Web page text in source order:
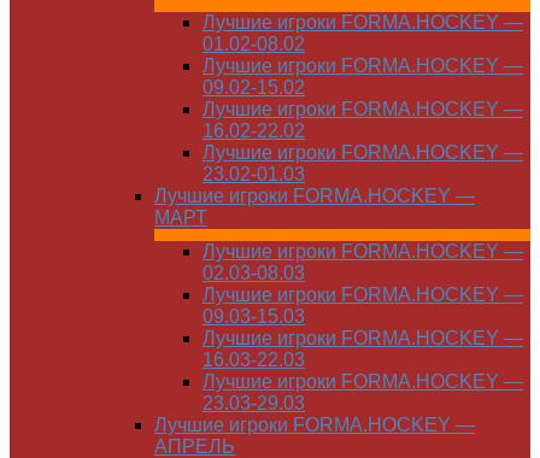
Лучшие игроки FORMA.HOCKEY —
01.02-08.02
Лучшие игроки FORMA.HOCKEY —
09.02-15.02
Лучшие игроки FORMA.HOCKEY —
16.02-22.02
Лучшие игроки FORMA.HOCKEY —
23.02-01.03
Лучшие игроки FORMA.HOCKEY —
МАРТ
Лучшие игроки FORMA.HOCKEY —
02.03-08.03
Лучшие игроки FORMA.HOCKEY —
09.03-15.03
Лучшие игроки FORMA.HOCKEY —
16.03-22.03
Лучшие игроки FORMA.HOCKEY —
23.03-29.03
Лучшие игроки FORMA.HOCKEY —
АПРЕЛЬ